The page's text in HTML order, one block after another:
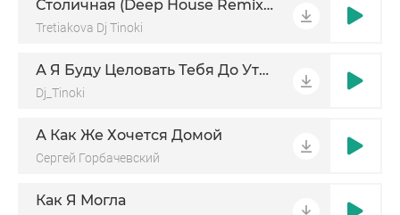
Дом пустой, одинокий.
Ноги и осень плачет в тишине.
Столичная (Deep House Remix 2026)
Tretiakova Dj Tinoki
А Я Буду Целовать Тебя До Утра
Dj_Tinoki
А Как Же Хочется Домой
Сергей Горбачевский
Как Я Могла